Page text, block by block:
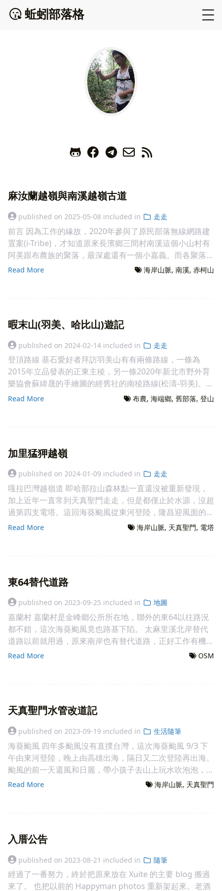
蚯蚓部落格
麻汝蘭越嶺與南溪越嶺古道
published on 2025-05-08 included in 走走
前言 因為工作的緣故，2020年參與了原民部落無線網路建
置案(i-Tribe)，才知道原來長濱鄉三間村南溪這個小山村有
阿美跟布農族的聚落，最深處還有一個小嘉義。而各聚落分
散被山稜阻擋，也難怪光纖要一直深入山中，建設數個基地
了興趣。書中提到如果當時玉長公路選線，如果是從樂合打
穿是赤柯山至小嘉義而不是現在的安通越，那南溪的命運真
的大不同。 從海邊是看不到南溪的 馬太林越嶺道 2023年七
月底杜蘇芮颱風從台灣南部海面穿過，天氣應該是東部比西
部好，8月5日帶小子在高雄科工館玩半天之後，帶美玲、
麗婷一起回台東為期三日的東部度假之旅。我們先去了天真
聖門後山走走電塔路，住賢哥家，第二天隔天帶大夥兒去看
也還好，應算是不難親近的區域。馬太林池也真的就像紀錄
中所述，沼澤像個軟墊一樣，在上面彈跳還頗有趣。至於從
馬太林池下阿眉溪上赤柯坪，應該就是松浦部落跟南溪的聯
繫道路。 麻汝蘭越嶺道 2024年為了東搜第6期的"未知路徑
開闢"課程，找到了一篇2005年麻汝蘭山越嶺未成的紀錄，
當時已經十多年無人走動荒廢，又過了20多年了，一定很
適合來做課程訓練。而且我沒去過產金針花的赤柯山，於是
猜了一下，4月27號帶著妻小前往南溪探路，同日又前往赤
合，併車前往登山口，因為天氣不好有好幾位同學沒參加，
計畫行程也從2天1夜縮成一天輕裝。路線大致是從麻汝蘭
山南鞍西北延伸出去，與麻汝蘭山隔著阿眉溪源相望的北向
緩稜出發，繞過麻汝蘭山南鞍接上東向緩稜，直到記錄中的
溪畔獵寮處。這裡稜線會變東南陡下，過了溝後稜線是東北
(降到1020M)、轉正東(降到900)、分成東偏北跟東偏南兩
支再下，探勘重點就在這邊。學員們的課前置作業也大致都
猜到了這裡附近，剩下就是現地看看嚕~ 當天中午全員抵達
850M 肩狀稜平緩處抓北邊下稜，另一隊我帶，從 910M 往
小隊有順利下稜，抵達 690M 平緩處，已接上我幾天前探
路終點，與四位學員一起達陣。一陣歡呼並快速往回爬跟大
家會合。這期的學員因為有沒登過山的，也有登山老手，所
以行徑速度布塊，不過全員仍於 17:25 天黑前回到平安登山
口。 這條路大致與書上敘述吻合，鶯歌山後來與官先生確
認就是上述 850M 肩稜這山頭，下方一塊裸露的石壁是特
時間。要找全然未知的一日路線其實很難，魯地圖上的南溪
稜才能抵達南溪18鄰的路，而圖上這條路線線顯然是手繪
非實際行跡。因為現行車路沿著水母丁溪谷的路雖遠，平緩
相對容易，但既然有條舊路存在，它是如何翻上像一堵牆般
Read More 海岸山脈 南溪 赤柯山
暇末山(羽美、哈比山)遊記
published on 2024-02-14 included in 走走
登頂路線 基石愛好者拜訪羽美山有有兩條路線，一條為
2015年立品發表的正東主稜，另一條2020年新北市野外育
樂協會蘇緯晟的手繪圖的經舊社的南稜路線(松濤-羽美)。台
東王阿敏為了探武拉庫散溪第二支流的連續瀑，兩條都走
下為簡要紀錄: 2024-2-14 清晨帶簡便輕裝出發，約7:30車
抵彩霞橋前，觀察對面路線，跟家裡傳個訊息。 預期有工
期為112-1~113-4進行中的台20線186K+210~186K+740防
避災工程所開的便道，可省踢一段下溪路，結果鐵門是上鎖
的，只好多踢20分鐘到傾斜涼亭。預定路線就是哈比山南
稜830山頭的南稜，該稜的東邊有一條小支流，就叫哈比小
溪好了，溪左比較緩，看看有沒有路可跟。 7:50 涉渡新武
著感覺走，往西北走約120公尺，跟著獸跡就下了哈比小
溪，然後從對面直接爬上去，起登點的海拔是465M。爬上
之後就見到兩顆巨大石頭，石下就有一個保力達瓶，不會
吧，這樣就找到路了啊? 果然一路有舊刀痕，路就是跟著稜
線往上爬。 8:29 來到556M左右，稜下有日本瓶破片，再
過10分鐘，已經在崩壁之上，第一階段的陡升也結束了。
9:14分來到哈比社平台，海拔約830M，根據紀錄家屋都在
西邊溝內凹坡上，所以往稜左走，果然有三連棟。大概跟到
落，對面唉唉山(沙庫沙庫)連稜到遠方關山草坡、大崙支線
越嶺鞍部都看得很清楚。海拔1050M 左右陡升，但是路並
不難跟，11:00 來到1250左右海拔，已經變成高蕨類跟赤楊
林，一路到山頂都是類似植被。配上晴空藍天實在滿美。
11:30左右登頂，陸測三等三角點7509號。在此用餐之後於
12:00返程。回程在1280M跟1270M 都有經過駁坎，沒有
家屋這麼大，可能是耕地的工寮吧。 接下來就原路回程，
因為來時有認真做記號，陡下很快，14:15就回到溪床邊。
請指教 羽美山來自哈比社，文獻中有 Habi = ハビ = 哈比，
下馬(台語)的來源呢? 猜想 哈比 -> 暇未 (台語) = 下馬(台語)
-> 暇米 -> 羽美(日文訓讀) Hami。暇末 則是 暇未 或者 暇米
筆誤變成的? 巴里蘭、逢坂事件 台灣的原住民多是溫和善良
Read More 布農 海端鄉 舊部落 登山
加里猛狎越嶺
published on 2024-01-09 included in 走走
嘎拉巴灣越嶺道 即哈那拉山森林點一直還沒被重新發現，
加上近年一直常到天真聖門走走，但是都僅止於水源，沒超
過第四支電塔。這回海葵颱風從東河登陸，隆昌迎風面的樹
也是被剃頭，於是又激起我的興趣。後來又看到陸測圖有畫
白從七塊厝進去探探，意外的是道路在颱風後已有人清，車
可開到第九支，不過這裡往第八支的飛線遙不可及，又開車
探了探，在南邊一點有條路，路底有個集水池，找到了前往
第八支保線路開頭。因為颱風把路弄得滿目瘡痍，於是砍阿
砍，偶爾會看到樹木上的噴漆，砍到大概一半天就快黑了就
趕快回頭，有了登山口其實就夠了。不過回家前還是開車繞
有去看一下我跟安安去找到的石頭公爺爺(補近47森林點)，
山上為第一支(關山-東河069)，山稜頂為第七支(關山-東河
063)，跨越海岸山脈到南溪流域山上為第八支(關山-東河
062)，車從七塊厝可達的第九支(關山-東河061,台東-東河
108)，我有興趣的是得用腳走的第一支到第八支。整段電塔
看起來就像是走嘎拉巴灣越嶺(瑞源-七塊厝-隆昌)的路線。
2023年12月9日，蟑螂夫婦跟"so嘎"來台東找董事長，大家
相約一起去天真聖門走走，初次見面大夥聊天聊到午餐後
12:23才上山，除了小白鴿在山下留守外，一行人花了四小
皮，血流如注，借用董大哥的毛巾包紮，導致原訂隔天要跟
阿彪執行的越嶺之行只能延期。 Soga 的影片 取入口之緣
12月26日工作去延平山外山線路查勘，路上碰到兩位怪
人，竟然從產業道路岔路口一路用"走路"的上取入口山，本
以為是外縣市來的基石愛好者，結果一聊竟然都是台東在地
Read More 海岸山脈 天真聖門 電塔
東64替代道路
published on 2023-09-25 included in 地圖
嘉蘭村 嘉蘭村是金峰鄉公所所在地，聯外的東64以往路況
都不錯，這次海葵颱風竟也路基下陷。 太麻里溪北岸替代
道路以前就用過，原來南岸也有替代道路，正好工作有機會
路過，去實際上跑跑看。 1 2 3 4 5 6 7 8 9 主旨: 東64線道
工便道搶通完 成，將另行公告。 (二)管制路段:東64線
3K+170至3K+270處。 (三)管制方式:管制路段內禁止各式車
輛及行人通行。 (四)替代路線:如附件圖示。 目前魯地圖
(OSM) 並沒有完整的資訊 北岸少繪一段 南岸一段是虛線 實
際勘查 台9南行過太麻里溪後，一個大迴轉回頭進入，路口
有"遠天宮"的大牌坊。依照指示開，先行一段堤防道路，再
轉回溪頭產業道路，起點海拔約40M，爬升至210M後離開
但往金峰溫泉至拉冷冷橋頭之後便崩坍無法通行。 回程過
了古拉溪(庫拉濃溪)之後開始高遶，從海拔70M爬升至
260M左右開始腰繞而下，大概230M接上正興產業道路，
回到正興村。 替代道路都不大，所以單線通行是正確的選
擇。 圖資更新 OSM changeset:
Read More OSM
天真聖門水管改道記
published on 2023-09-19 included in 生活隨筆
海葵颱風 四年多颱風沒有直撲台灣，這次海葵颱風 9/3 下
午由東河登陸，晚上由高雄出海，隔日又二次登陸再出海。
颱風的前一天還風和日麗，帶小孩子去山上玩水吹泡泡，但
颱風當天，在台東市都可以感受到"風真的很大"，雨水都是
尤其是東河、池上關山一帶，斷桿處處，雨水道路坍方，有
些地方斷電到一週後才搶修恢復。當然後續的重建，需要更
長的一段時間了。 之前因為爬即哈拉那山認識了【天真聖
門】裡面可愛的慈虔師兄，大概以半年到一年一次的頻次回
Read More 海岸山脈 天真聖門
入厝公告
published on 2023-08-21 included in 隨筆
經過了一番努力，終於把原來放在 Xuite 的主要 blog 搬過
來了。 也把以前的 Happyman photos 重新架起來。老酒